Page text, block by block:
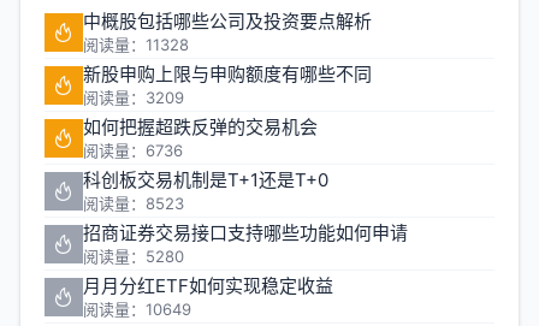
中概股包括哪些公司及投资要点解析
阅读量：11328
新股申购上限与申购额度有哪些不同
阅读量：3209
如何把握超跌反弹的交易机会
阅读量：6736
科创板交易机制是T+1还是T+0
阅读量：8523
招商证券交易接口支持哪些功能如何申请
阅读量：5280
月月分红ETF如何实现稳定收益
阅读量：10649